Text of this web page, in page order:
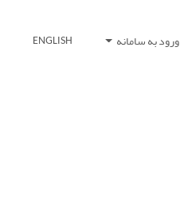
ورود به سامانه ENGLISH